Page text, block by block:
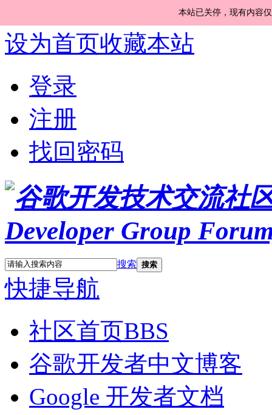
本站已关停，现有内容
设为首页收藏本站
登录
注册
找回密码
搜索 搜索
快捷导航
社区首页BBS
谷歌开发者中文博客
Google 开发者文档